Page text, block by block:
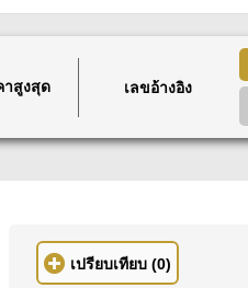
าสูงสุด
เปรียบเทียบ (0)